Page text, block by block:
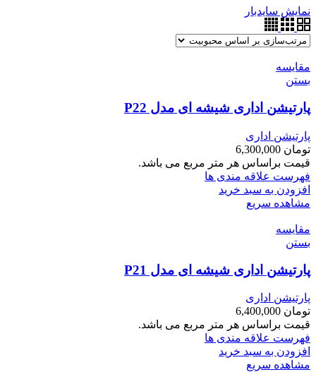
نمایش سایدبار
مقایسه
بستن
پارتیشن اداری شیشه ای مدل P22
پارتیشن اداری
تومان
قیمت براساس هر متر مربع می باشد.
فهرست علاقه مندی ها
افزودن به سبد خرید
مشاهده سریع
مقایسه
بستن
پارتیشن اداری شیشه ای مدل P21
پارتیشن اداری
تومان
قیمت براساس هر متر مربع می باشد.
فهرست علاقه مندی ها
افزودن به سبد خرید
مشاهده سریع